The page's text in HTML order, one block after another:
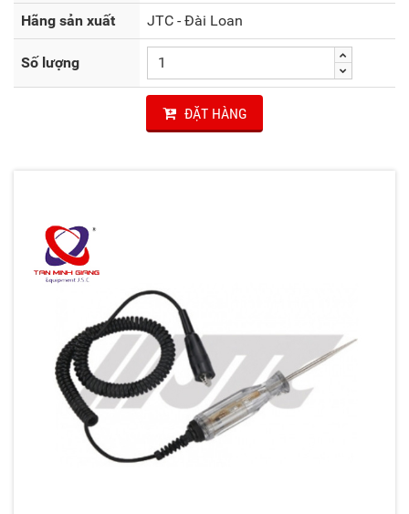
Hãng sản xuất JTC - Đài Loan
Số lượng
ĐẶT HÀNG